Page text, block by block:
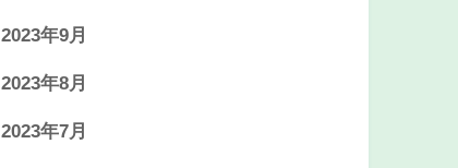
2023年9月
2023年8月
2023年7月